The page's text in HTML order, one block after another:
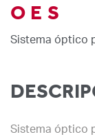
OES
Sistema óptico
Sistema óptico